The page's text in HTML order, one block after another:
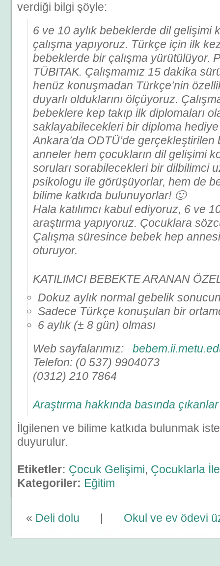
verdiği bilgi şöyle:
6 ve 10 aylık bebeklerde dil gelişimi
çalışma yapıyoruz. Türkçe için ilk
bebeklerde bir çalışma yürütülüyor.
TÜBITAK. Çalışmamız 15 dakika
henüz konuşmadan Türkçe’nin
duyarlı olduklarını ölçüyoruz.
bebeklere kep takıp ilk diplomaları
saklayabilecekleri bir diploma
Ankara’da ODTÜ’de gerçekleştirilen
anneler hem çocukların dil gelişimi
soruları sorabilecekleri bir dilbilimci
psikologu ile görüşüyorlar, hem de
bilime katkıda bulunuyorlar! 🙂
Hala katılımcı kabul ediyoruz, 6 ve
araştırma yapıyoruz. Çocuklara
Çalışma süresince bebek hep
oturuyor.
KATILIMCI BEBEKTE ARANAN
Dokuz aylık normal gebelik
Sadece Türkçe konuşulan bir
6 aylık (± 8 gün) olması
Web sayfalarımız:
Telefon: (0 537) 9904073
(0312) 210 7864
Araştırma hakkında basında çıkanlar
İlgilenen ve bilime katkıda bulunmak
duyurulur.
Etiketler: Çocuk Gelişimi, Çocuklarla
Kategoriler: Eğitim
« Deli dolu | Okul ve ev ödevi